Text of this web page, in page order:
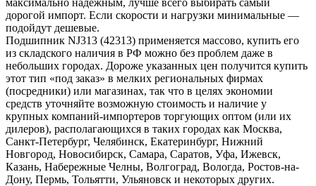
максимально надежным, лучше всего выбирать самый
дорогой импорт. Если скорости и нагрузки минимальные —
подойдут дешевые.
Подшипник NJ313 (42313) применяется массово, купить его
из складского наличия в РФ можно без проблем даже в
небольших городах. Дороже указанных цен получится купить
этот тип «под заказ» в мелких региональных фирмах
(посредники) или магазинах, так что в целях экономии
средств уточняйте возможную стоимость и наличие у
крупных компаний-импортеров торгующих оптом (или их
дилеров), располагающихся в таких городах как Москва,
Санкт-Петербург, Челябинск, Екатеринбург, Нижний
Новгород, Новосибирск, Самара, Саратов, Уфа, Ижевск,
Казань, Набережные Челны, Волгоград, Вологда, Ростов-на-
Дону, Пермь, Тольятти, Ульяновск и некоторых других.